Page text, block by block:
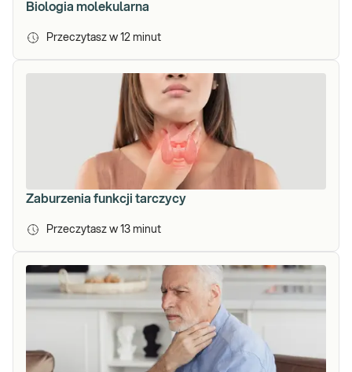
Biologia molekularna
Przeczytasz w 12 minut
Zaburzenia funkcji tarczycy
Przeczytasz w 13 minut